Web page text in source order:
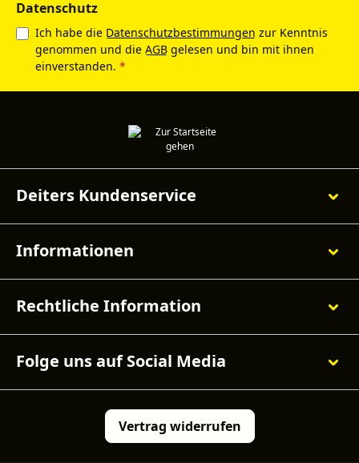
Datenschutz
Ich habe die Datenschutzbestimmungen zur Kenntnis
genommen und die AGB gelesen und bin mit ihnen
einverstanden. *
Deiters Kundenservice
Informationen
Rechtliche Information
Folge uns auf Social Media
Vertrag widerrufen